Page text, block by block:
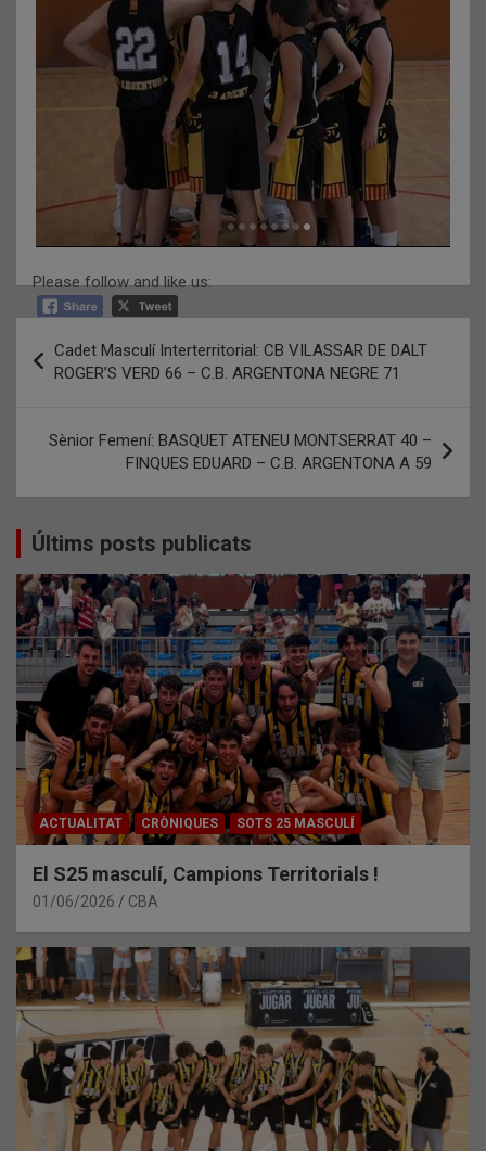
Please follow and like us:
d'entrades
Cadet Masculí Interterritorial: CB VILASSAR DE DALT
ROGER’S VERD 66 – C.B. ARGENTONA NEGRE 71
Sènior Femení: BASQUET ATENEU MONTSERRAT 40 –
FINQUES EDUARD – C.B. ARGENTONA A 59
Últims posts publicats
ACTUALITAT CRÒNIQUES SOTS 25 MASCULÍ
El S25 masculí, Campions Territorials !
01/06/2026 CBA